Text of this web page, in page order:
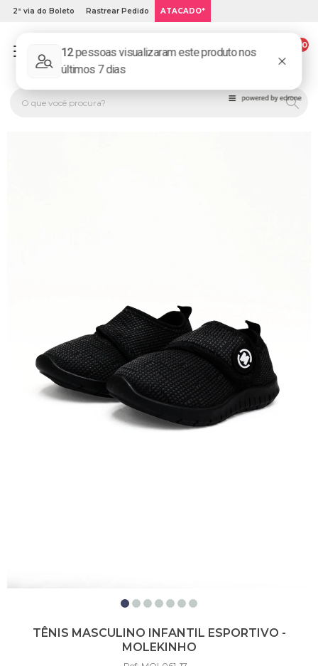
2ª via do Boleto Rastrear Pedido ATACADO*
PLATINUM KIDS: LOJA DE ROUPA INFANTIL ONLINE.
00
TÊNIS MASCULINO INFANTIL ESPORTIVO -
MOLEKINHO